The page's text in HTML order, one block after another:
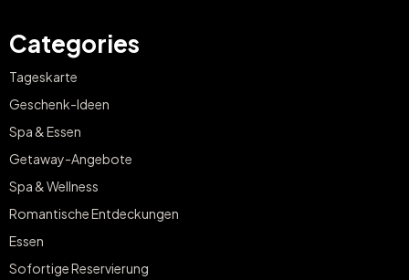
Categories
Tageskarte
Geschenk-Ideen
Spa & Essen
Getaway-Angebote
Spa & Wellness
Romantische Entdeckungen
Essen
Sofortige Reservierung